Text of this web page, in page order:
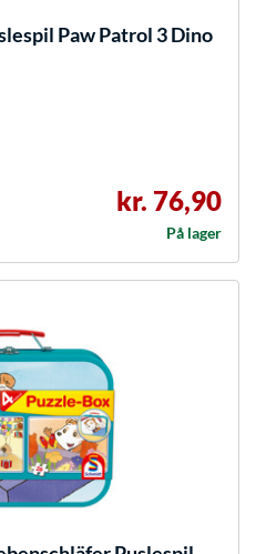
Paw Patrol 3 Dino
kr. 76,90
På lager